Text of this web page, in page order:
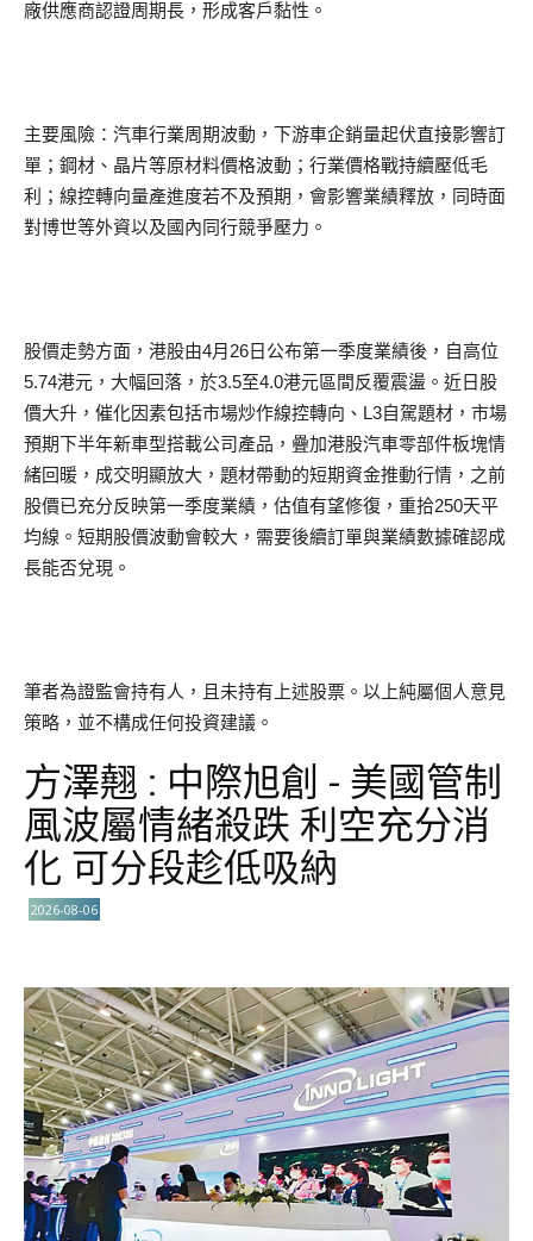
廠供應商認證周期長，形成客戶黏性。
主要風險：汽車行業周期波動，下游車企銷量起伏直接影響訂
單；鋼材、晶片等原材料價格波動；行業價格戰持續壓低毛
利；線控轉向量產進度若不及預期，會影響業績釋放，同時面
對博世等外資以及國內同行競爭壓力。
股價走勢方面，港股由4月26日公布第一季度業績後，自高位
5.74港元，大幅回落，於3.5至4.0港元區間反覆震盪。近日股
價大升，催化因素包括市場炒作線控轉向、L3自駕題材，市場
預期下半年新車型搭載公司產品，疊加港股汽車零部件板塊情
緒回暖，成交明顯放大，題材帶動的短期資金推動行情，之前
股價已充分反映第一季度業績，估值有望修復，重拾250天平
均線。短期股價波動會較大，需要後續訂單與業績數據確認成
長能否兌現。
筆者為證監會持有人，且未持有上述股票。以上純屬個人意見
策略，並不構成任何投資建議。
方澤翹 : 中際旭創 - 美國管制
風波屬情緒殺跌 利空充分消
化 可分段趁低吸納
2026-08-06